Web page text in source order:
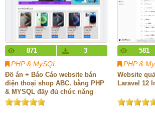
871 3
PHP & MySQL
Đồ án + Báo Cáo website bán
điện thoại shop ABC. bằng PHP
& MYSQL đầy đủ chức năng
quản trị và người dùng: giỏ
hàng, đặt hàng, thêm, sửa, xóa
581
PHP &
Website
Laravel 12